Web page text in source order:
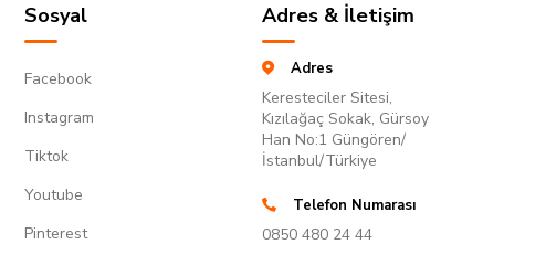
Sosyal
Facebook
Instagram
Tiktok
Youtube
Pinterest
Adres & İletişim
Adres
Keresteciler Sitesi,
Kızılağaç Sokak, Gürsoy
Han No:1 Güngören/
İstanbul/Türkiye
Telefon Numarası
0850 480 24 44